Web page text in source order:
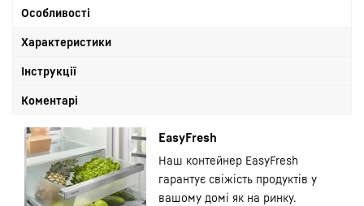
Особливості
Характеристики
Інструкції
Коментарі
EasyFresh
Наш контейнер EasyFresh
гарантує свіжість продуктів у
вашому домі як на ринку.